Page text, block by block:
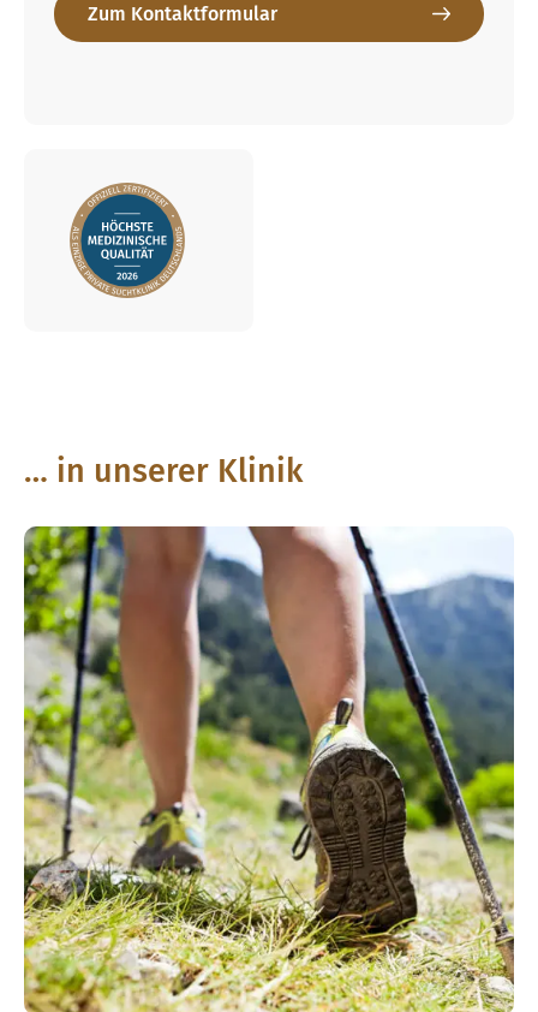
Zum Kontaktformular
… in unserer Klinik